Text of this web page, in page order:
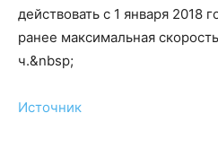
действовать с 1 января 2018
ранее максимальная
ч.&nbsp;
Источник